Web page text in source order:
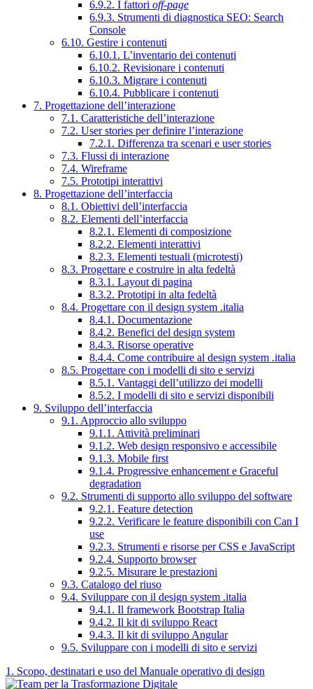
6.9.2. I fattori off-page
6.9.3. Strumenti di diagnostica SEO: Search
Console
6.10. Gestire i contenuti
6.10.1. L’inventario dei contenuti
6.10.2. Revisionare i contenuti
6.10.3. Migrare i contenuti
6.10.4. Pubblicare i contenuti
7. Progettazione dell’interazione
7.1. Caratteristiche dell’interazione
7.2. User stories per definire l’interazione
7.2.1. Differenza tra scenari e user stories
7.3. Flussi di interazione
7.4. Wireframe
7.5. Prototipi interattivi
8. Progettazione dell’interfaccia
8.1. Obiettivi dell’interfaccia
8.2. Elementi dell’interfaccia
8.2.1. Elementi di composizione
8.2.2. Elementi interattivi
8.2.3. Elementi testuali (microtesti)
8.3. Progettare e costruire in alta fedeltà
8.3.1. Layout di pagina
8.3.2. Prototipi in alta fedeltà
8.4. Progettare con il design system .italia
8.4.1. Documentazione
8.4.2. Benefici del design system
8.4.3. Risorse operative
8.4.4. Come contribuire al design system .italia
8.5. Progettare con i modelli di sito e servizi
8.5.1. Vantaggi dell’utilizzo dei modelli
8.5.2. I modelli di sito e servizi disponibili
9. Sviluppo dell’interfaccia
9.1. Approccio allo sviluppo
9.1.1. Attività preliminari
9.1.2. Web design responsivo e accessibile
9.1.3. Mobile first
9.1.4. Progressive enhancement e Graceful
degradation
9.2. Strumenti di supporto allo sviluppo del software
9.2.1. Feature detection
9.2.2. Verificare le feature disponibili con Can I
use
9.2.3. Strumenti e risorse per CSS e JavaScript
9.2.4. Supporto browser
9.2.5. Misurare le prestazioni
9.3. Catalogo del riuso
9.4. Sviluppare con il design system .italia
9.4.1. Il framework Bootstrap Italia
9.4.2. Il kit di sviluppo React
9.4.3. Il kit di sviluppo Angular
9.5. Sviluppare con i modelli di sito e servizi
1. Scopo, destinatari e uso del Manuale operativo di design